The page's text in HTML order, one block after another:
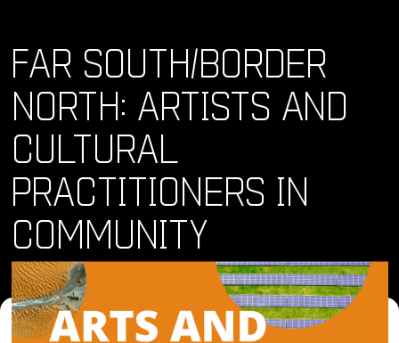
FAR SOUTH/BORDER
NORTH: ARTISTS AND
CULTURAL
PRACTITIONERS IN
COMMUNITY
Dónde y Cuándo